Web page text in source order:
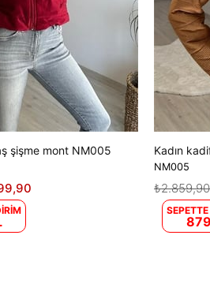
şişme mont NM005 Kadın
NM005
₺2.859,90